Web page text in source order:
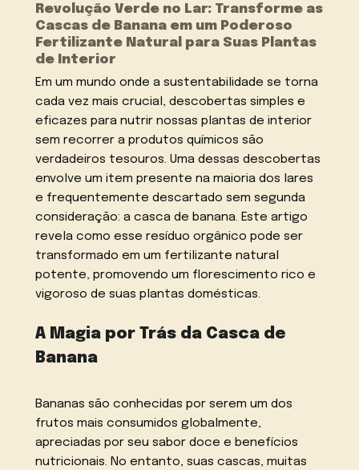
Revolução Verde no Lar: Transforme as
Cascas de Banana em um Poderoso
Fertilizante Natural para Suas Plantas
de Interior
Em um mundo onde a sustentabilidade se torna
cada vez mais crucial, descobertas simples e
eficazes para nutrir nossas plantas de interior
sem recorrer a produtos químicos são
verdadeiros tesouros. Uma dessas descobertas
envolve um item presente na maioria dos lares
e frequentemente descartado sem segunda
consideração: a casca de banana. Este artigo
revela como esse resíduo orgânico pode ser
transformado em um fertilizante natural
potente, promovendo um florescimento rico e
vigoroso de suas plantas domésticas.
A Magia por Trás da Casca de
Banana
Bananas são conhecidas por serem um dos
frutos mais consumidos globalmente,
apreciadas por seu sabor doce e benefícios
nutricionais. No entanto, suas cascas, muitas